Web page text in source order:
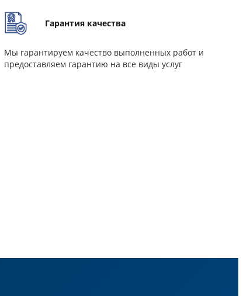
Гарантия качества
Мы гарантируем качество выполненных работ и
предоставляем гарантию на все виды услуг